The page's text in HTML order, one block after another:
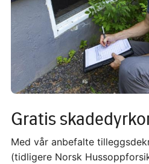
Gratis
Med vår anbefalte
(tidligere Norsk